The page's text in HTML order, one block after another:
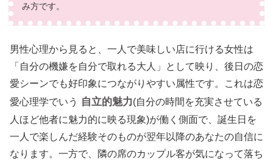
み方です。
男性心理から見ると、一人で美味しい店に行ける女性は
「自分の機嫌を自分で取れる大人」として映り、後日の恋
愛シーンでも好印象につながりやすい属性です。これは恋
愛心理学でいう
自立的魅力(自分の時間を充実させている
人ほど他者に魅力的に映る現象)が働く側面で、誕生日を
一人で楽しんだ経験そのものが翌年以降のあなたの自信に
なります。一方で、隣の席のカップル客が気になって落ち